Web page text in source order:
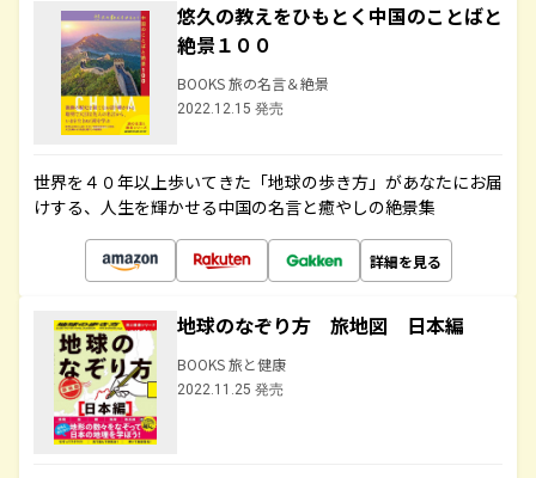
悠久の教えをひもとく中国のことばと
絶景１００
BOOKS 旅の名言＆絶景
2022.12.15 発売
世界を４０年以上歩いてきた「地球の歩き方」があなたにお届
けする、人生を輝かせる中国の名言と癒やしの絶景集
詳細を見る
地球のなぞり方 旅地図 日本編
BOOKS 旅と健康
2022.11.25 発売